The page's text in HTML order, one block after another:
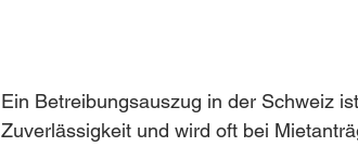
Ein Betreibungsauszug in der Schweiz
Zuverlässigkeit und wird oft bei